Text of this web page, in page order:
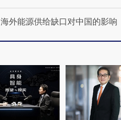
海外能源供给缺口对中国的影响